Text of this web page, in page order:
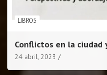
LIBROS
Conflictos en la
24 abril, 2023